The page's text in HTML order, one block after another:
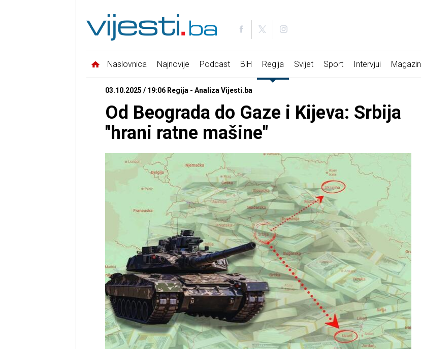
Naslovnica Najnovije Podcast BiH Regija Svijet Sport Intervjui Magazin
03.10.2025 / 19:06 Regija - Analiza Vijesti.ba
Od Beograda do Gaze i Kijeva: Srbija
"hrani ratne mašine"